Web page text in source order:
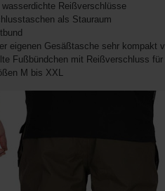
wasserdichte Reißverschlüsse
als Stauraum
eigenen Gesäßtasche sehr kompakt
Fußbündchen mit Reißverschluss
M bis XXL